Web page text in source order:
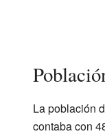
La población
contaba con